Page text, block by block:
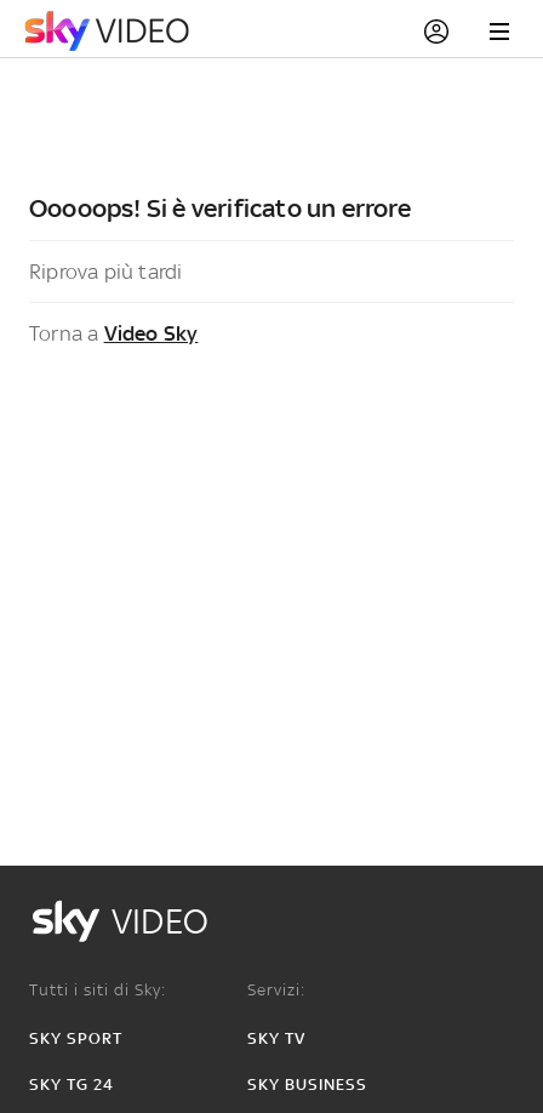
Ooooops! Si è verificato un errore
Riprova più tardi
Torna a Video Sky
VIDEO
Tutti i siti di Sky:
SKY SPORT
SKY TG 24
Servizi:
SKY TV
SKY BUSINESS